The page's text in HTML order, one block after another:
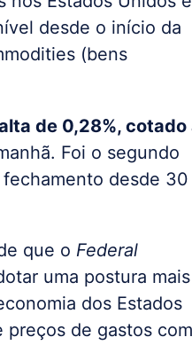
desde o início da
(bens
de 0,28%, cotado
Foi o segundo
desde 30
que o Federal
uma postura mais
dos Estados
preços de gastos com